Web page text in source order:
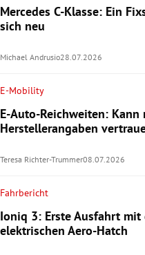
Mercedes C-Klasse: Ein
sich neu
Michael Andrusio28.07.2026
E-Mobility
E-Auto-Reichweiten: Kann
Herstellerangaben
Teresa Richter-Trummer08.07.2026
Fahrbericht
Ioniq 3: Erste Ausfahrt mit
elektrischen Aero-Hatch